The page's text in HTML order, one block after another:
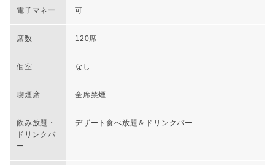
電子マネー 可
席数 120席
個室 なし
喫煙席 全席禁煙
飲み放題・
ドリンクバ
ー
デザート食べ放題＆ドリンクバー